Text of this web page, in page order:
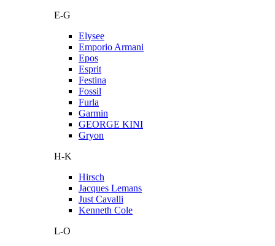
E-G
Elysee
Emporio Armani
Epos
Esprit
Festina
Fossil
Furla
Garmin
GEORGE KINI
Gryon
H-K
Hirsch
Jacques Lemans
Just Cavalli
Kenneth Cole
L-O